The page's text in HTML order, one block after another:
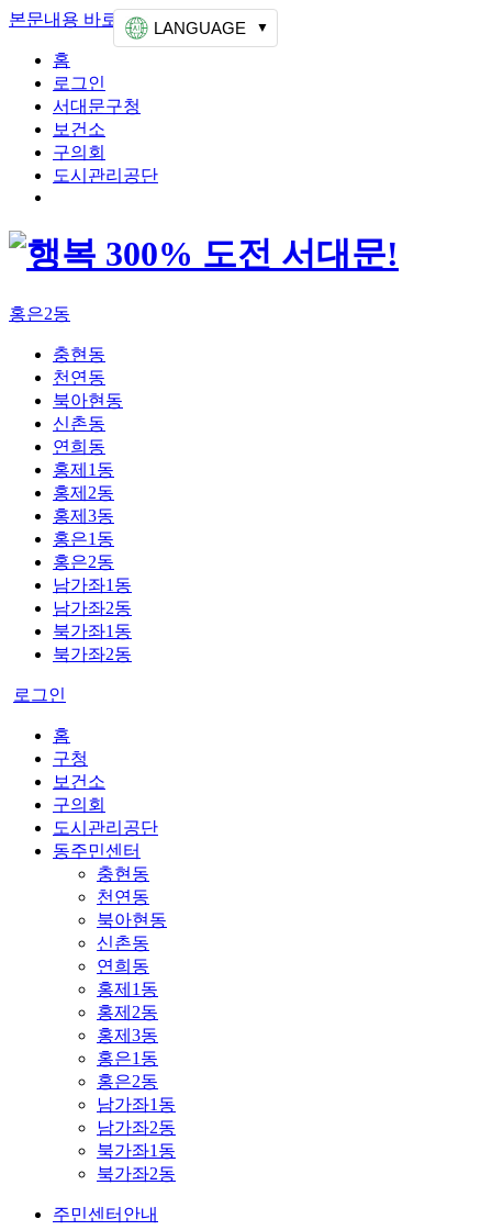
본문내용 바로가기 상단메뉴 가기
홈
로그인
서대문구청
보건소
구의회
도시관리공단
홍은2동
충현동
천연동
북아현동
신촌동
연희동
홍제1동
홍제2동
홍제3동
홍은1동
홍은2동
남가좌1동
남가좌2동
북가좌1동
북가좌2동
로그인
LANGUAGE
홈
구청
보건소
구의회
도시관리공단
동주민센터
충현동
천연동
북아현동
신촌동
연희동
홍제1동
홍제2동
홍제3동
홍은1동
홍은2동
남가좌1동
남가좌2동
북가좌1동
북가좌2동
주민센터안내